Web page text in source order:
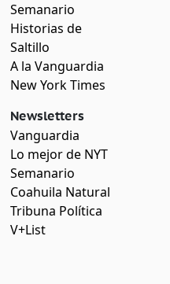
Semanario
Historias de
Saltillo
A la Vanguardia
New York Times
Newsletters
Vanguardia
Lo mejor de NYT
Semanario
Coahuila Natural
Tribuna Política
V+List